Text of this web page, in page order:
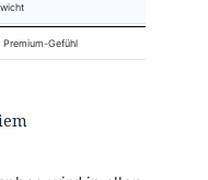
Premium-Gefühl